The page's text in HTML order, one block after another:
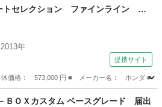
トセレクション ファインライン 純
バックカメラ スマートキー ＨＩ
ートライト ビルトインＥＴＣ ク
フレザーシート 純正１５インチア
トエアコン ＣＤ ＤＶＤ再生 地デ
）
年
提携サイト
価格： 573,000 円 ■ メーカー名： ホンダ ■
ＢＯＸカスタム ベースグレード 届出